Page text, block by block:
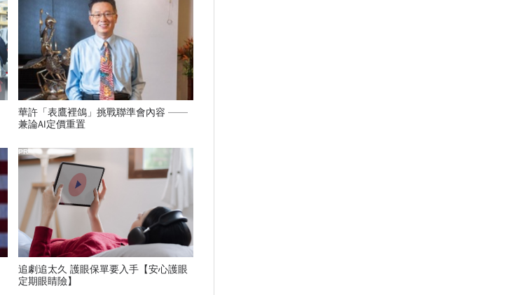
華許「表鷹裡鴿」挑戰聯準會內容 ——
兼論AI定價重置
追劇追太久 護眼保單要入手【安心護眼
定期眼睛險】
PR